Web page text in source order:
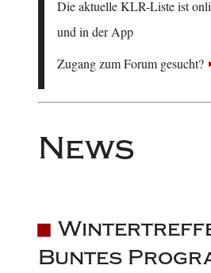
Die aktuelle KLR-Liste ist
und in der App
Zugang zum Forum gesucht?
News
Buntes